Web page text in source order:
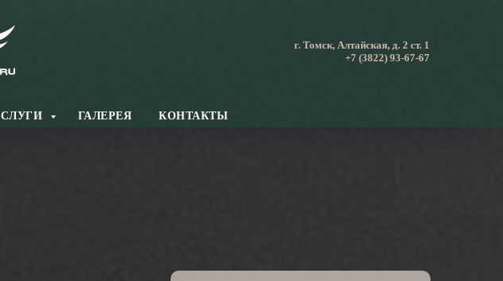
г. Томск, Алтайская, д. 2 ст. 1
+7 (3822) 93-67-67
ГАЛЕРЕЯ КОНТАКТЫ